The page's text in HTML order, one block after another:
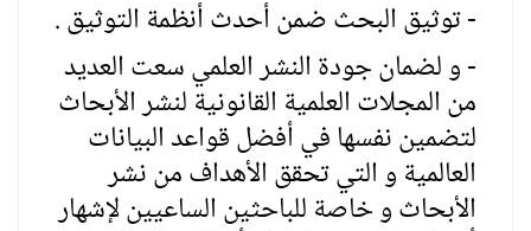
- توثيق البحث ضمن أحدث أنظمة التوثيق .
- و لضمان جودة النشر العلمي سعت العديد
من المجلات العلمية القانونية لنشر الأبحاث
لتضمين نفسها في أفضل قواعد البيانات
العالمية و التي تحقق الأهداف من نشر
الأبحاث و خاصة للباحثين الساعيين لإشهار